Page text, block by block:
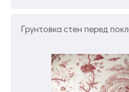
Грунтовка стен перед